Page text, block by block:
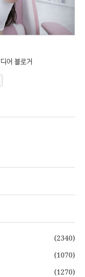
어 블로거
(2340)
(1070)
(1270)